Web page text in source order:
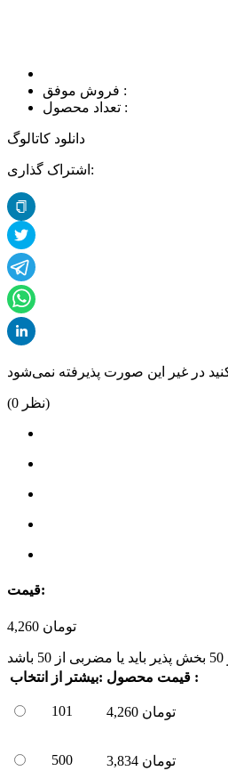
فروش موفق :
تعداد محصول :
دانلود کاتالوگ
اشتراک گذاری:
(0 نظر)
قیمت:
4,260 تومان
50 بخش پذیر باید یا مضربی از 50 باشد
انتخاب
بیشتر از: قیمت محصول :
101 4,260 تومان
500 3,834 تومان